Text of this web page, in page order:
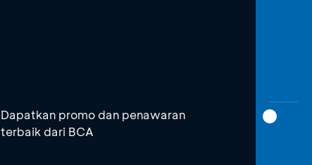
Dapatkan promo dan penawaran
terbaik dari BCA